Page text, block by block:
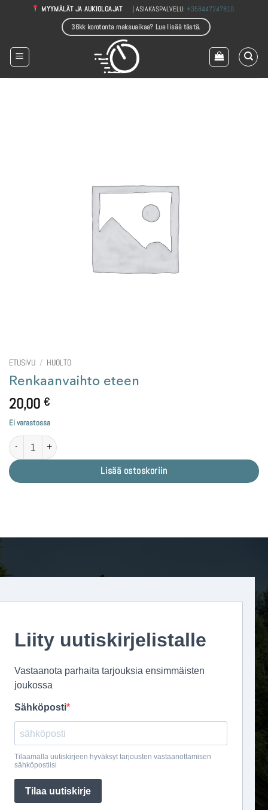
MYYMÄLÄT JA AUKIOLOAJAT | ASIAKASPALVELU:+358447247810
36kk korotonta maksuaikaa? Lue lisää tästä.
ETUSIVU / HUOLTO
Renkaanvaihto eteen
20,00 €
Ei varastossa
Renkaanvaihto eteen määrä
Lisää ostoskoriin